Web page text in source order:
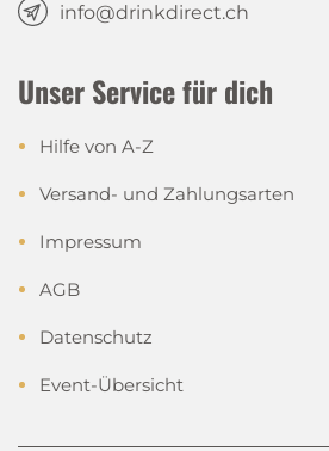
info@drinkdirect.ch
Unser Service für dich
Hilfe von A-Z
Versand- und Zahlungsarten
Impressum
AGB
Datenschutz
Event-Übersicht